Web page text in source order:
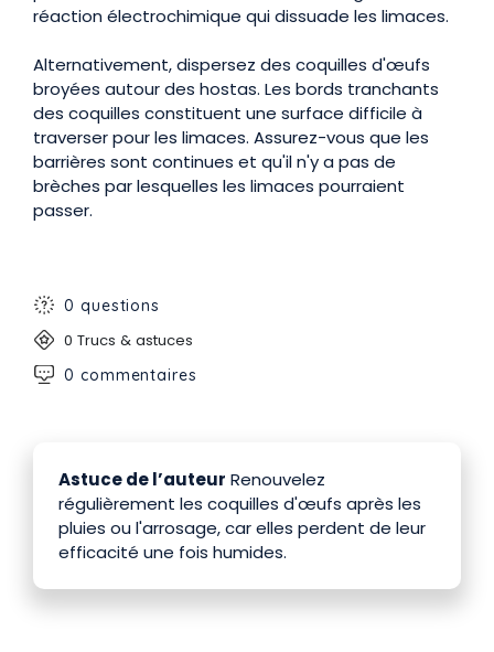
réaction électrochimique qui dissuade les limaces.
Alternativement, dispersez des coquilles d'œufs
broyées autour des hostas. Les bords tranchants
des coquilles constituent une surface difficile à
traverser pour les limaces. Assurez-vous que les
barrières sont continues et qu'il n'y a pas de
brèches par lesquelles les limaces pourraient
passer.
0 questions
0 Trucs & astuces
0 commentaires
Astuce de l’auteur Renouvelez
régulièrement les coquilles d'œufs après les
pluies ou l'arrosage, car elles perdent de leur
efficacité une fois humides.